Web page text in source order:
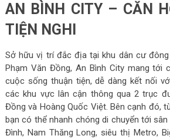
AN BÌNH CITY – CĂN
TIỆN NGHI
Sở hữu vị trí đắc địa tại khu dân cư
Phạm Văn Đồng, An Bình City mang tới
cuộc sống thuận tiện, dễ dàng kết nối
các khu vực lân cận thông qua 2 trục
Đồng và Hoàng Quốc Việt. Bên cạnh đó,
bạn có thể nhanh chóng di chuyển tới sân
Đình, Nam Thăng Long, siêu thị Metro,